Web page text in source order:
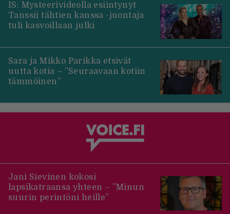
IS: Mysteerivideolla esiintynyt
Tanssii tähtien kanssa -juontaja
tuli kasvoillaan julki
Sara ja Mikko Parikka etsivät
uutta kotia – ”Seuraavaan kotiin
tämmöinen”
Jani Sievinen kokosi
lapsikatraansa yhteen – ”Minun
suurin perintöni heille”